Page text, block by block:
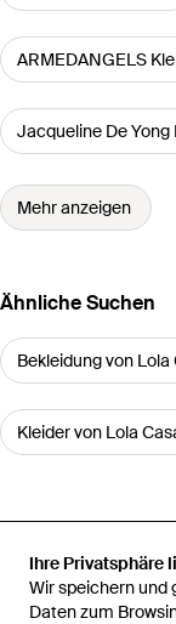
Ihre Privatsphäre
Wir speichern und
Daten zum
ARMEDANGELS
Jacqueline De Yong
Mehr anzeigen
Ähnliche Suchen
Bekleidung von
Kleider von Lola
Startseite Damen
Ls2616157 Regular Fit